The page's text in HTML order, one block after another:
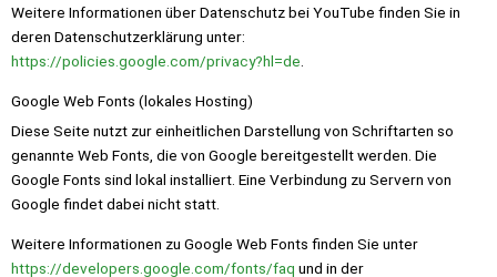
Weitere Informationen über Datenschutz bei YouTube finden Sie in
deren Datenschutzerklärung unter:
https://policies.google.com/privacy?hl=de.
Google Web Fonts (lokales Hosting)
Diese Seite nutzt zur einheitlichen Darstellung von Schriftarten so
genannte Web Fonts, die von Google bereitgestellt werden. Die
Google Fonts sind lokal installiert. Eine Verbindung zu Servern von
Google findet dabei nicht statt.
Weitere Informationen zu Google Web Fonts finden Sie unter
https://developers.google.com/fonts/faq und in der